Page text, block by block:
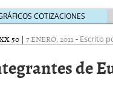
COTIZACIONES
50 | 7 ENERO, 2011 - Escrito
de